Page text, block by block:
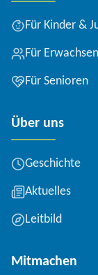
Für Kinder &
Für
Für Senioren
Über uns
Geschichte
Aktuelles
Leitbild
Mitmachen